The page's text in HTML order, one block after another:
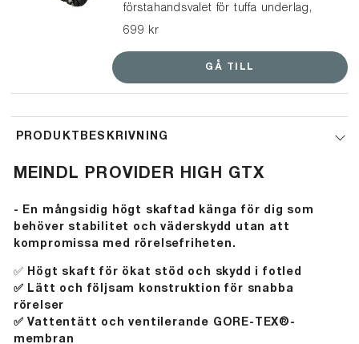
mer aktiv gång.</span></p></br> ⭐️
Broddarna från Snowline Spikes har
Aftonbladets och Icakurirens tester av
grepp och hög kvalitet.
förstahandsvalet för tuffa underlag,
vare sig det gäller fritid, jakt,
699 kr
GÅ TILL
PRODUKTBESKRIVNING
MEINDL PROVIDER HIGH GTX
- En mångsidig högt skaftad känga för dig som
behöver stabilitet och väderskydd utan att
kompromissa med rörelsefriheten.
✅ Högt skaft för ökat stöd och skydd i fotled
✅ Lätt och följsam konstruktion för snabba
rörelser
✅ Vattentätt och ventilerande GORE-TEX®-
membran